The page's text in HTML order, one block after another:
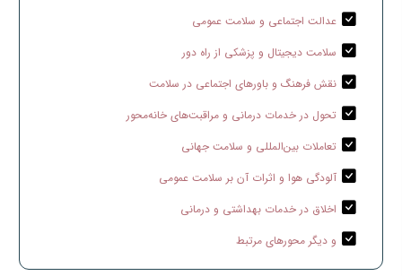
عدالت اجتماعی و سلامت عمومی
سلامت دیجیتال و پزشکی از راه دور
نقش فرهنگ و باورهای اجتماعی در سلامت
تحول در خدمات درمانی و مراقبت‌های خانه‌محور
تعاملات بین‌المللی و سلامت جهانی
آلودگی هوا و اثرات آن بر سلامت عمومی
اخلاق در خدمات بهداشتی و درمانی
و دیگر محورهای مرتبط